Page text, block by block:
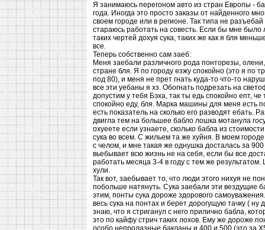
Я занимаюсь перегоном авто из стран Европы -
года. Иногда это просто заказы от найденного
своем городе или в регионе. Так типа не
стараюсь работать на совесть. Если бы мне
таких чертей дохуя сука, таких же как я бля
все.
Теперь собственно сам заеб:
Меня заебали различного рода понторезы,
стране бля. Я по городу езжу спокойно (это я по
под 80), и меня не прет гнать куда-то что-то
все эти уебаны я хз. Обогнать подрезать на
допустим у тебя Бэха, так ты едь спокойно епт,
спокойно еду, бля. Марка машины для меня есть
есть показатель на сколько его разводят ебать.
двигла тем на большее бабло лошка мотанула
охуеете если узнаете, сколько бабла из
сука во всем. С жильем та же хуйня. В моем
с челом, и мне такая же однушка досталась за 900
вьебывает всю жизнь не на себя, если бы все
работать месяца 3-4 в году с тем же
хули.
Так вот, заебывает то, что люди этого нихуя не
побольше натянуть. Сука заебали эти вездущие
этим, понты сука дороже здорового
весь сука на понтах и берет дорогущую тачку (
знаю, что я стриганул с него прилично бабла,
это по кайфу стрич таких лохов. Ему же дороже
особо непролазные бакланы и 400 и 500 (это за